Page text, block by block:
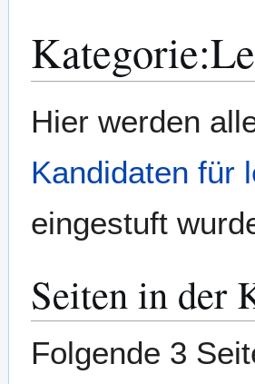
Kategorie:
Navigation
Suche
Hier werden
Kandidaten für
eingestuft
Seiten in der
Folgende 3